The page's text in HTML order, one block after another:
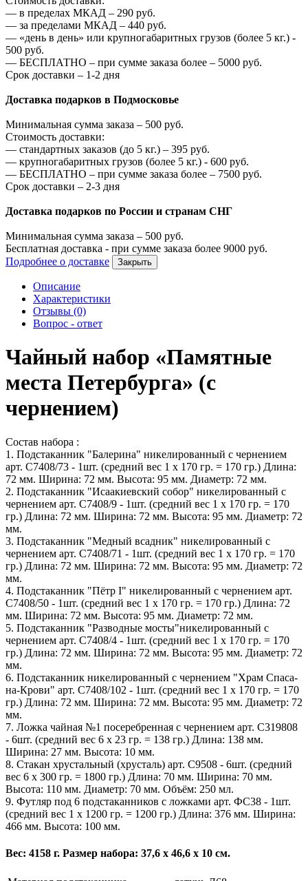
— в пределах МКАД – 290 руб.
— за пределами МКАД – 440 руб.
— «день в день» или крупногабаритных грузов (более 5 кг.) -
500 руб.
— БЕСПЛАТНО – при сумме заказа более – 5000 руб.
Срок доставки – 1-2 дня
Доставка подарков в Подмосковье
Минимальная сумма заказа – 500 руб.
Стоимость доставки:
— стандартных заказов (до 5 кг.) – 395 руб.
— крупногабаритных грузов (более 5 кг.) - 600 руб.
— БЕСПЛАТНО – при сумме заказа более – 7500 руб.
Срок доставки – 2-3 дня
Доставка подарков по России и странам СНГ
Минимальная сумма заказа – 500 руб.
Бесплатная доставка - при сумме заказа более 9000 руб.
Подробнее о доставке
Закрыть
Описание
Характеристики
Отзывы (0)
Вопрос - ответ
Чайный набор «Памятные
места Петербурга» (с
чернением)
Состав набора :
1. Подстаканник "Балерина" никелированный с чернением
арт. С7408/73 - 1шт. (средний вес 1 х 170 гр. = 170 гр.) Длина:
72 мм. Ширина: 72 мм. Высота: 95 мм. Диаметр: 72 мм.
2. Подстаканник "Исаакиевский собор" никелированный с
чернением арт. С7408/9 - 1шт. (средний вес 1 х 170 гр. = 170
гр.) Длина: 72 мм. Ширина: 72 мм. Высота: 95 мм. Диаметр: 72
мм.
3. Подстаканник "Медный всадник" никелированный с
чернением арт. С7408/71 - 1шт. (средний вес 1 х 170 гр. = 170
гр.) Длина: 72 мм. Ширина: 72 мм. Высота: 95 мм. Диаметр: 72
мм.
4. Подстаканник "Пётр I" никелированный с чернением арт.
С7408/50 - 1шт. (средний вес 1 х 170 гр. = 170 гр.) Длина: 72
мм. Ширина: 72 мм. Высота: 95 мм. Диаметр: 72 мм.
5. Подстаканник "Разводные мосты"никелированный с
чернением арт. С7408/4 - 1шт. (средний вес 1 х 170 гр. = 170
гр.) Длина: 72 мм. Ширина: 72 мм. Высота: 95 мм. Диаметр: 72
мм.
6. Подстаканник никелированный с чернением "Храм Спаса-
на-Крови" арт. С7408/102 - 1шт. (средний вес 1 х 170 гр. = 170
гр.) Длина: 72 мм. Ширина: 72 мм. Высота: 95 мм. Диаметр: 72
мм.
7. Ложка чайная №1 посеребренная с чернением арт. С319808
- 6шт. (средний вес 6 х 23 гр. = 138 гр.) Длина: 138 мм.
Ширина: 27 мм. Высота: 10 мм.
8. Стакан хрустальный (хрусталь) арт. С9508 - 6шт. (средний
вес 6 х 300 гр. = 1800 гр.) Длина: 70 мм. Ширина: 70 мм.
Высота: 110 мм. Диаметр: 70 мм. Объём: 250 мл.
9. Футляр под 6 подстаканников с ложками арт. ФС38 - 1шт.
(средний вес 1 х 1200 гр. = 1200 гр.) Длина: 376 мм. Ширина:
466 мм. Высота: 100 мм.
Вес: 4158 г. Размер набора: 37,6 х 46,6 х 10 см.